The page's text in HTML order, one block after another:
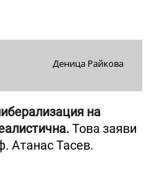
Деница Райкова
на
Това заяви
Атанас Тасев.